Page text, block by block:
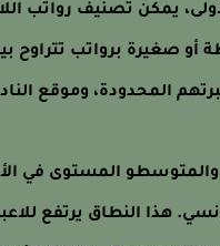
يمكن تصنيف رواتب
المحدودة، وموقع
دينار تونسي. هذا النطاق